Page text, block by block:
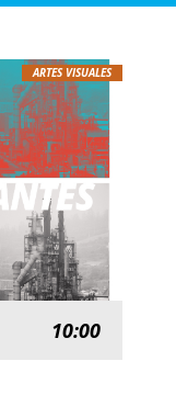
ARTES VISUALES
10:00